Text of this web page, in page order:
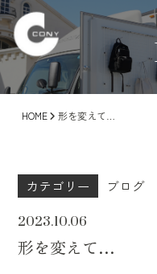
HOME 形を変えて…
カテゴリー ブログ
2023.10.06
形を変えて…